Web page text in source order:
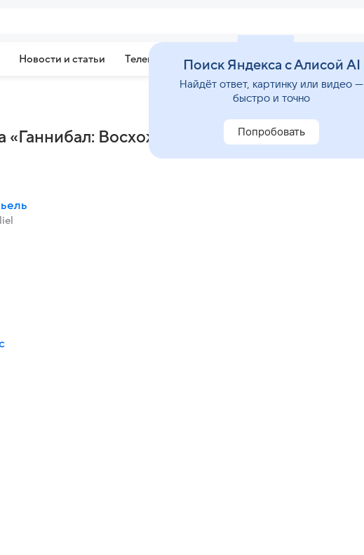
Новости и статьи Телепрограмма Звезды
«Ганнибал: Восхождение» (2007)
Поиск Яндекса с Алисой AI
Найдёт ответ, картинку или видео —
быстро и точно
Попробовать